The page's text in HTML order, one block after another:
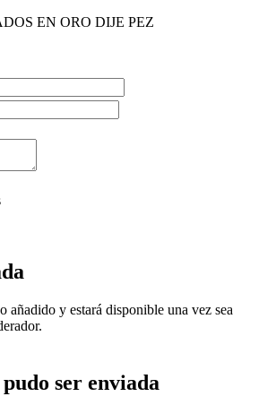
EN ORO DIJE PEZ
añadido y estará disponible una vez sea
ser enviada